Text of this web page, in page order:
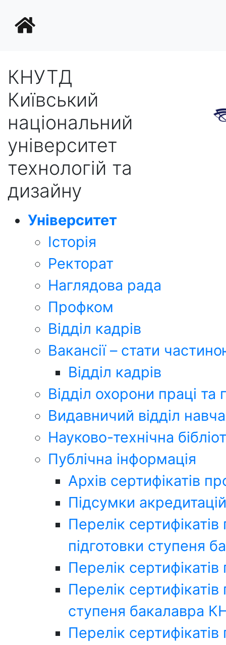
КНУТД
Київський
національний
університет
технологій та
дизайну
Університет
Історія
Ректорат
Наглядова рада
Профком
Відділ кадрів
Вакансії – стати
Відділ кадрів
Відділ охорони праці
Видавничий відділ
Науково-технічна
Публічна інформація
Архів сертифікатів
Підсумки
Перелік
підготовки ступеня
Перелік
Перелік
ступеня бакалавра
Перелік